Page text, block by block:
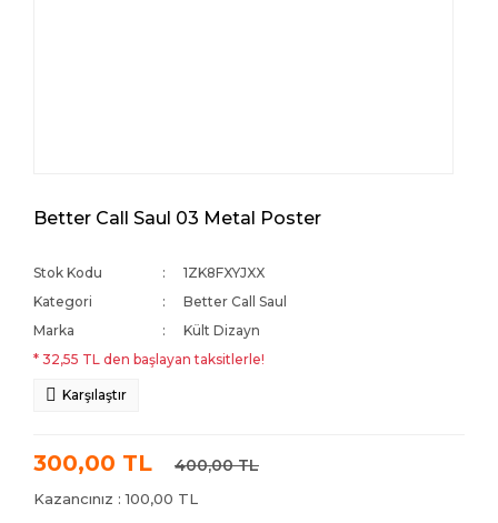
Better Call Saul 03 Metal Poster
Stok Kodu
1ZK8FXYJXX
Kategori
Better Call Saul
Marka
Kült Dizayn
* 32,55 TL den başlayan taksitlerle!
Karşılaştır
300,00 TL 400,00 TL
Kazancınız : 100,00 TL